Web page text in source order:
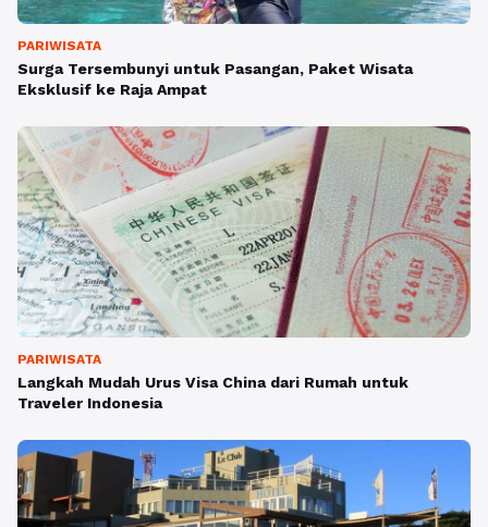
PARIWISATA
Surga Tersembunyi untuk Pasangan, Paket Wisata
Eksklusif ke Raja Ampat
PARIWISATA
Langkah Mudah Urus Visa China dari Rumah untuk
Traveler Indonesia